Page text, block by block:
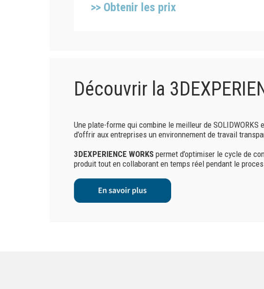
>> Obtenir les prix
Découvrir la
Une plate-forme qui combine le meilleur de
d’offrir aux entreprises un environnement de travail
3DEXPERIENCE WORKS permet d’optimiser le cycle de
produit tout en collaborant en temps réel pendant le